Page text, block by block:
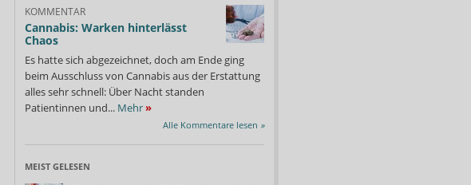
KOMMENTAR
Cannabis: Warken hinterlässt
Chaos
Es hatte sich abgezeichnet, doch am Ende ging
beim Ausschluss von Cannabis aus der Erstattung
alles sehr schnell: Über Nacht standen
Patientinnen und... Mehr»
Alle Kommentare lesen »
MEIST GELESEN